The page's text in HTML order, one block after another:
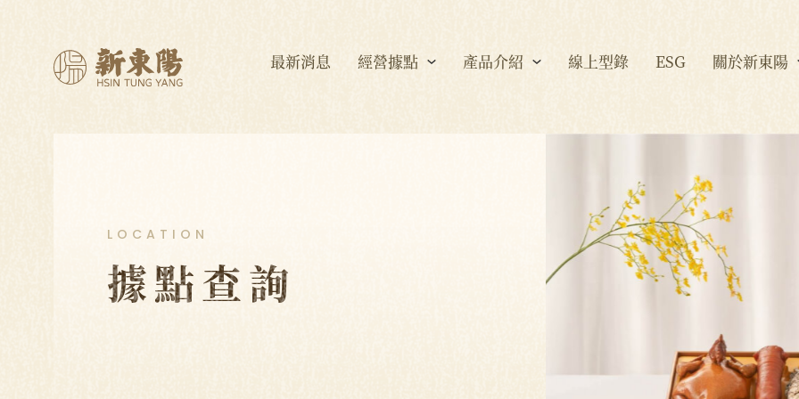
最新消息 經營據點 產品介紹 線上型錄 ESG 關於新東陽
LOCATION
據點查詢